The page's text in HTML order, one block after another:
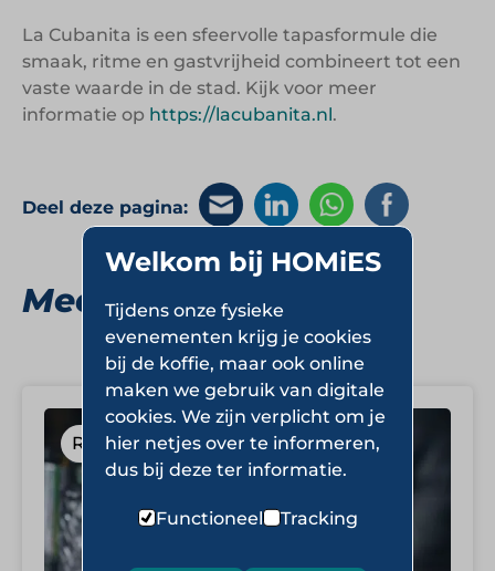
La Cubanita is een sfeervolle tapasformule die
smaak, ritme en gastvrijheid combineert tot een
vaste waarde in de stad. Kijk voor meer
informatie op https://lacubanita.nl.
Deel deze pagina:
Meer Restaurants
Restaurants
Welkom bij HOMiES
Tijdens onze fysieke
evenementen krijg je cookies
bij de koffie, maar ook online
maken we gebruik van digitale
cookies. We zijn verplicht om je
hier netjes over te informeren,
dus bij deze ter informatie.
Functioneel Tracking